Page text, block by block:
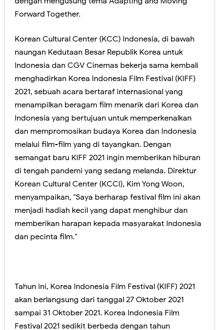
Forward Together.
Korean Cultural Center (KCC) Indonesia, di bawah
naungan Kedutaan Besar Republik Korea untuk
Indonesia dan CGV Cinemas bekerja sama kembali
menghadirkan Korea Indonesia Film Festival (KIFF)
2021, sebuah acara bertaraf internasional yang
menampilkan beragam film menarik dari Korea dan
Indonesia yang bertujuan untuk memperkenalkan
dan mempromosikan budaya Korea dan Indonesia
melalui film-film yang di tayangkan. Dengan
semangat baru KIFF 2021 ingin memberikan hiburan
di tengah pandemi yang sedang melanda. Direktur
Korean Cultural Center (KCCI), Kim Yong Woon,
menyampaikan, "Saya berharap festival film ini akan
menjadi hadiah kecil yang dapat menghibur dan
memberikan harapan kepada masyarakat Indonesia
dan pecinta film."
Tahun ini, Korea Indonesia Film Festival (KIFF) 2021
akan berlangsung dari tanggal 27 Oktober 2021
sampai 31 Oktober 2021. Korea Indonesia Film
Festival 2021 sedikit berbeda dengan tahun